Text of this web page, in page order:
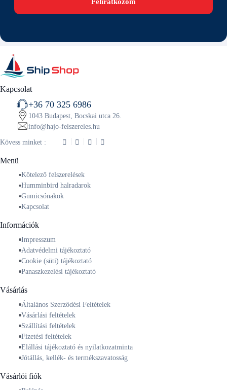
Kapcsolat
+36 70 325 6986
1043 Budapest, Bocskai utca 26.
info@hajo-felszereles.hu
Kövess minket :
Menü
Kötelező felszerelések
Humminbird halradarok
Gumicsónakok
Kapcsolat
Információk
Impresszum
Adatvédelmi tájékoztató
Cookie (süti) tájékoztató
Panaszkezelési tájékoztató
Vásárlás
Általános Szerződési Feltételek
Vásárlási feltételek
Szállítási feltételek
Fizetési feltételek
Elállási tájékoztató és nyilatkozatminta
Jótállás, kellék- és termékszavatosság
Vásárlói fiók